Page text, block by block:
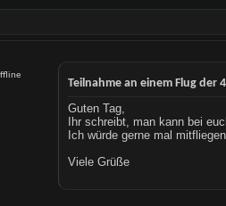
Teilnahme an einem Flug der
Guten Tag,
Ihr schreibt, man kann bei
Ich würde gerne mal
Viele Grüße